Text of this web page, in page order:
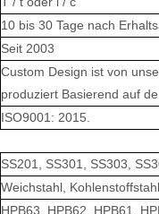
10 bis 30 Tage nach
Seit 2003
Custom Design ist von
produziert Basierend auf
ISO9001: 2015.
SS201, SS301, SS303,
Weichstahl,
HPB63, HPB62, HPB61,